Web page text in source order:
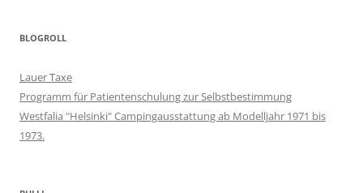
BLOGROLL
Lauer Taxe
Programm für Patientenschulung zur Selbstbestimmung
Westfalia "Helsinki" Campingausstattung ab Modelljahr 1971 bis
1973.